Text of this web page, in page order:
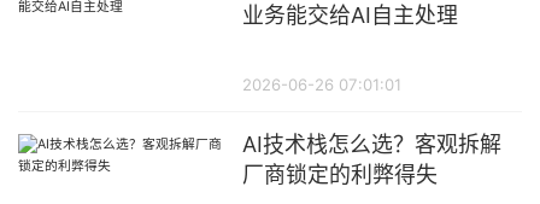
业务能交给AI自主处理
2026-06-26 07:01:01
AI技术栈怎么选？客观拆解
厂商锁定的利弊得失